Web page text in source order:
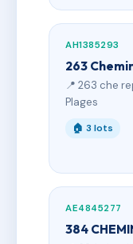
AH1385293
263
📍 263 che
Plages
🏠 3 lots
AE4845277
384